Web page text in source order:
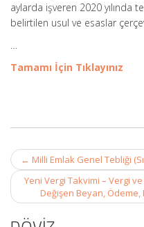
aylarda işveren 2020 yılında
belirtilen usul ve esaslar
…
Tamamı İçin Tıklayınız
Post
navigation
← Milli Emlak Genel Tebliği
Yeni Vergi Takvimi – Vergi
Değişen Beyan,